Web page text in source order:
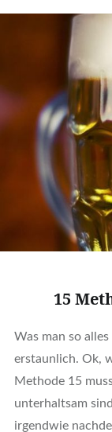
15
Was man so
erstaunlich. Ok,
Methode 15
unterhaltsam
irgendwie